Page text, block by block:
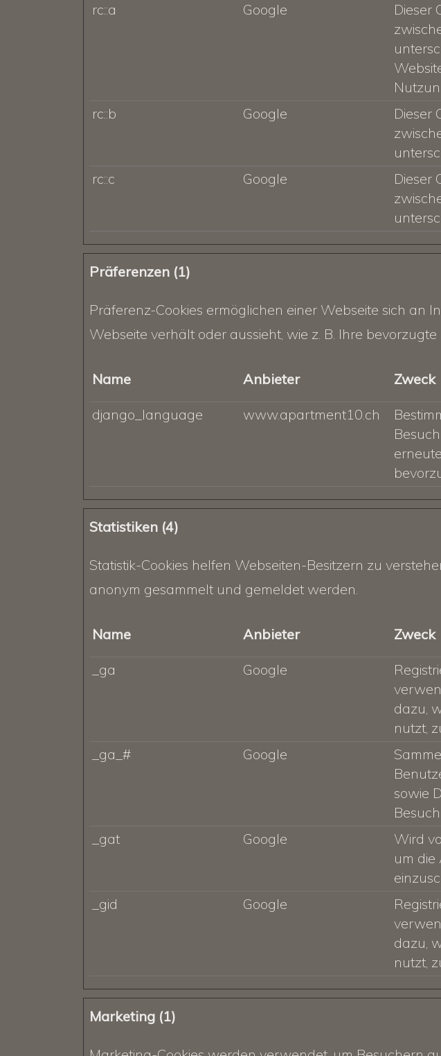
rc::a
Google
Dieser
rc::b Google
Dieser
rc::c
Google
Dieser
Präferenzen (1)
Präferenz-Cookies ermöglichen einer Webseite sich an
Webseite verhält oder aussieht, wie z. B. Ihre
Name Anbieter Zweck
django_language www.apartment10.ch
Statistiken (4)
Statistik-Cookies helfen Webseiten-Besitzern zu
anonym gesammelt und gemeldet werden.
Name Anbieter Zweck
_ga Google
dazu,
nutzt,
_ga_# Google
sowie
_gat Google
Wird
um
_gid Google
dazu,
nutzt,
Marketing (1)